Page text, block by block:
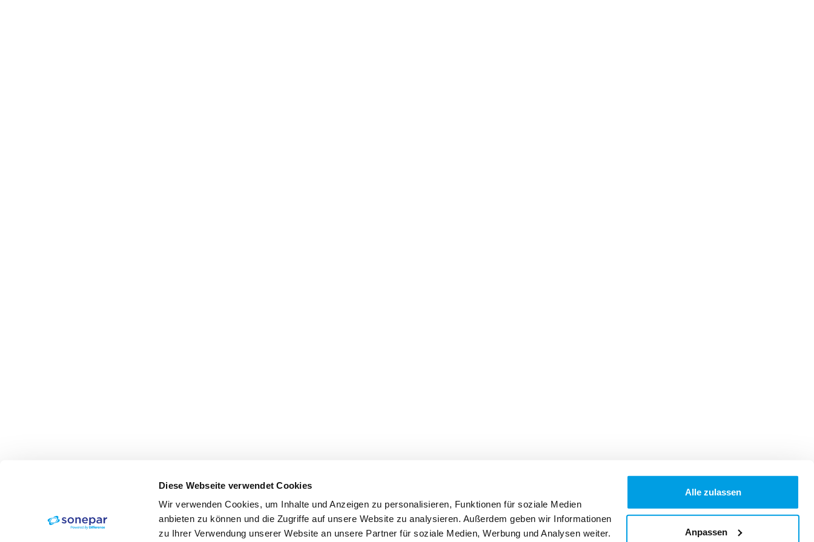
Diese Webseite verwendet Cookies
Wir verwenden Cookies, um Inhalte und Anzeigen zu personalisieren, Funktionen für soziale Medien
anbieten zu können und die Zugriffe auf unsere Website zu analysieren. Außerdem geben wir Informationen
zu Ihrer Verwendung unserer Website an unsere Partner für soziale Medien, Werbung und Analysen weiter.
Alle zulassen
Anpassen